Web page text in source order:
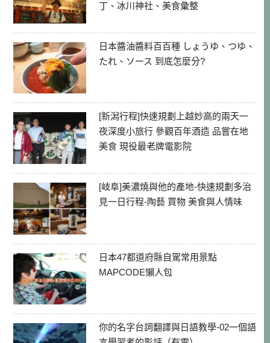
丁、冰川神社、美食彙整
日本醬油醬料百百種 しょうゆ、つゆ、
たれ、ソース 到底怎麼分?
[新潟行程]快速規劃上越妙高的兩天一
夜深度小旅行 參觀百年酒造 品嘗在地
美食 現役最老牌電影院
[岐阜]美濃燒與他的產地-快速規劃多治
見一日行程-陶藝 買物 美食與人情味
日本47都道府縣自駕常用景點
MAPCODE懶人包
你的名字台詞翻譯與日語教學-02一個語